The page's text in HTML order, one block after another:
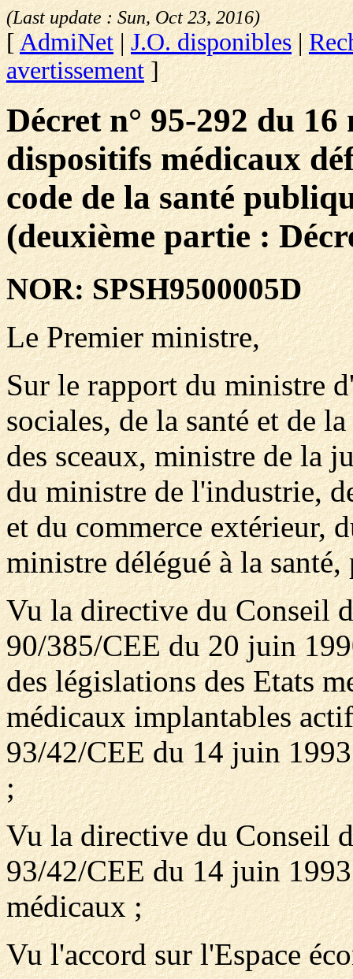
(Last update :Sun, Oct 23, 2016)
[AdmiNet|J.O. disponibles|
avertissement]
Décret n° 95-292 du
dispositifs médicaux
code de la santé
(deuxième partie :
NOR: SPSH9500005D
Le Premier ministre,
Sur le rapport du ministre
sociales, de la santé et de
des sceaux, ministre de la
du ministre de l'industrie,
et du commerce extérieur,
ministre délégué à la
Vu la directive du Conseil
90/385/CEE du 20 juin
des législations des Etats
médicaux implantables
93/42/CEE du 14 juin
;
Vu la directive du Conseil
93/42/CEE du 14 juin
médicaux ;
Vu l'accord sur l'Espace